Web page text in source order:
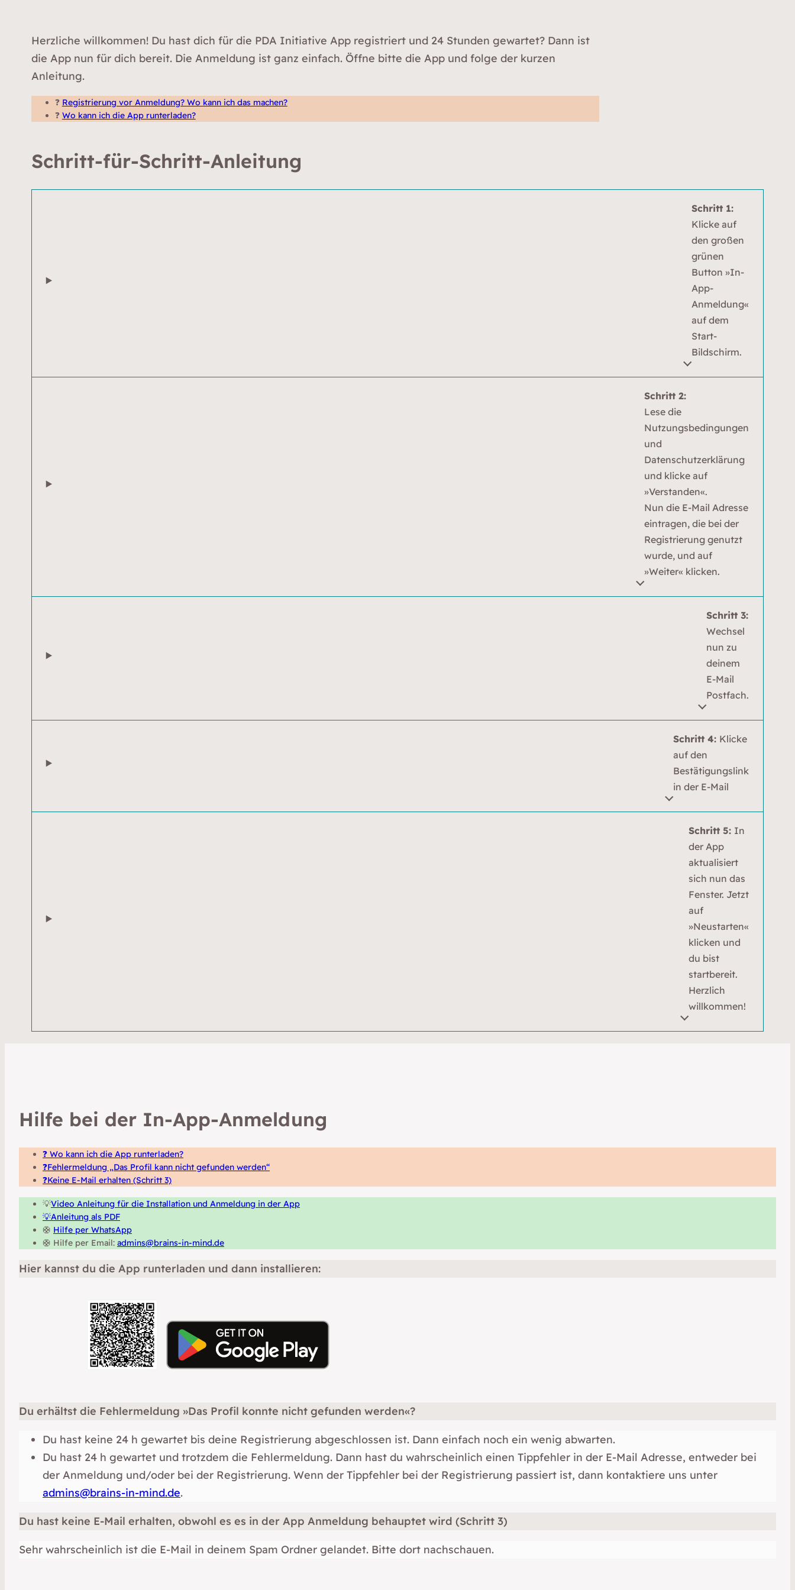
Herzliche willkommen! Du hast dich für die PDA Initiative App registriert und 24 Stunden gewartet? Dann ist
die App nun für dich bereit. Die Anmeldung ist ganz einfach. Öffne bitte die App und folge der kurzen
Anleitung.
❓ Registrierung vor Anmeldung? Wo kann ich das machen?
❓ Wo kann ich die App runterladen?
Schritt-für-Schritt-Anleitung
Schritt 1:
Klicke auf
den großen
grünen
Button »In-
App-
Anmeldung«
auf dem
Start-
Bildschirm.
Schritt 2:
Lese die
Nutzungsbedingungen
und
Datenschutzerklärung
und klicke auf
»Verstanden«.
Nun die E-Mail Adresse
eintragen, die bei der
Registrierung genutzt
wurde, und auf
»Weiter« klicken.
Schritt 3:
Wechsel
nun zu
deinem
E-Mail
Postfach.
Schritt 4: Klicke
auf den
Bestätigungslink
in der E-Mail
Schritt 5: In
der App
aktualisiert
sich nun das
Fenster. Jetzt
auf
»Neustarten«
klicken und
du bist
startbereit.
Herzlich
willkommen!
Hilfe bei der In-App-Anmeldung
❓ Wo kann ich die App runterladen?
❓Fehlermeldung „Das Profil kann nicht gefunden werden“
❓Keine E-Mail erhalten (Schritt 3)
💡Video Anleitung für die Installation und Anmeldung in der App
💡Anleitung als PDF
🛟 Hilfe per WhatsApp
🛟 Hilfe per Email: admins@brains-in-mind.de
Hier kannst du die App runterladen und dann installieren:
Du erhältst die Fehlermeldung »Das Profil konnte nicht gefunden werden«?
Du hast keine 24 h gewartet bis deine Registrierung abgeschlossen ist. Dann einfach noch ein wenig abwarten.
Du hast 24 h gewartet und trotzdem die Fehlermeldung. Dann hast du wahrscheinlich einen Tippfehler in der E-Mail Adresse, entweder bei
der Anmeldung und/oder bei der Registrierung. Wenn der Tippfehler bei der Registrierung passiert ist, dann kontaktiere uns unter
admins@brains-in-mind.de.
Du hast keine E-Mail erhalten, obwohl es es in der App Anmeldung behauptet wird (Schritt 3)
Sehr wahrscheinlich ist die E-Mail in deinem Spam Ordner gelandet. Bitte dort nachschauen.